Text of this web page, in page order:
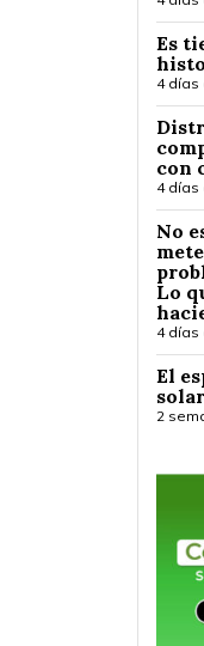
Es
4 días
con
4 días
No
Lo
4 días
El
solar
2